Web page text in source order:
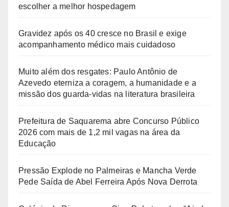
escolher a melhor hospedagem
Gravidez após os 40 cresce no Brasil e exige
acompanhamento médico mais cuidadoso
Muito além dos resgates: Paulo Antônio de
Azevedo eterniza a coragem, a humanidade e a
missão dos guarda-vidas na literatura brasileira
Prefeitura de Saquarema abre Concurso Público
2026 com mais de 1,2 mil vagas na área da
Educação
Pressão Explode no Palmeiras e Mancha Verde
Pede Saída de Abel Ferreira Após Nova Derrota